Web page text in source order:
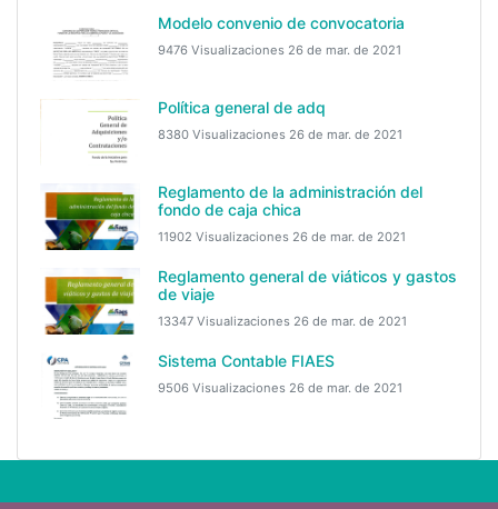
Modelo convenio de convocatoria
9476 Visualizaciones 26 de mar. de 2021
Política general de adq
8380 Visualizaciones 26 de mar. de 2021
Reglamento de la administración del
fondo de caja chica
11902 Visualizaciones 26 de mar. de 2021
Reglamento general de viáticos y gastos
de viaje
13347 Visualizaciones 26 de mar. de 2021
Sistema Contable FIAES
9506 Visualizaciones 26 de mar. de 2021